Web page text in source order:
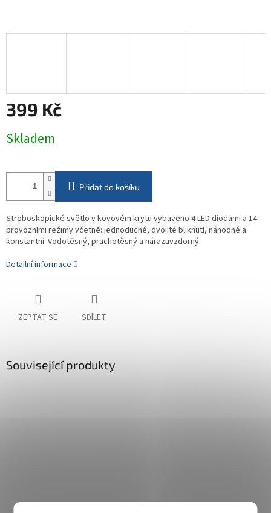
399 Kč
cena:
Skladem
Přidat do košíku
Stroboskopické světlo v kovovém krytu vybaveno 4 LED diodami a 14
provozními režimy včetně: jednoduché, dvojité bliknutí, náhodné a
konstantní. Vodotěsný, prachotěsný a nárazuvzdorný.
Detailní informace
ZEPTAT SE SDÍLET
Související produkty